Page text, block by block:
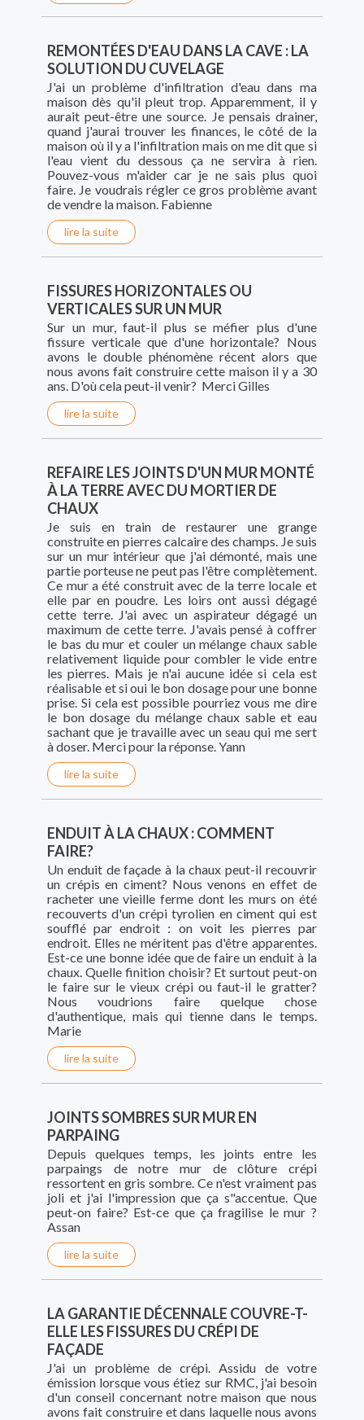
REMONTÉES D'EAU DANS LA CAVE : LA
SOLUTION DU CUVELAGE
J'ai un problème d'infiltration d'eau dans ma
maison dès qu'il pleut trop. Apparemment, il y
aurait peut-être une source. Je pensais drainer,
quand j'aurai trouver les finances, le côté de la
maison où il y a l'infiltration mais on me dit que si
l'eau vient du dessous ça ne servira à rien.
Pouvez-vous m'aider car je ne sais plus quoi
faire. Je voudrais régler ce gros problème avant
de vendre la maison. Fabienne
lire la suite
FISSURES HORIZONTALES OU
VERTICALES SUR UN MUR
Sur un mur, faut-il plus se méfier plus d'une
fissure verticale que d'une horizontale? Nous
avons le double phénomène récent alors que
nous avons fait construire cette maison il y a 30
ans. D'où cela peut-il venir? Merci Gilles
lire la suite
REFAIRE LES JOINTS D'UN MUR MONTÉ
À LA TERRE AVEC DU MORTIER DE
CHAUX
Je suis en train de restaurer une grange
construite en pierres calcaire des champs. Je suis
sur un mur intérieur que j'ai démonté, mais une
partie porteuse ne peut pas l'être complètement.
Ce mur a été construit avec de la terre locale et
elle par en poudre. Les loirs ont aussi dégagé
cette terre. J'ai avec un aspirateur dégagé un
maximum de cette terre. J'avais pensé à coffrer
le bas du mur et couler un mélange chaux sable
relativement liquide pour combler le vide entre
les pierres. Mais je n'ai aucune idée si cela est
réalisable et si oui le bon dosage pour une bonne
prise. Si cela est possible pourriez vous me dire
le bon dosage du mélange chaux sable et eau
sachant que je travaille avec un seau qui me sert
à doser. Merci pour la réponse. Yann
lire la suite
ENDUIT À LA CHAUX : COMMENT
FAIRE?
Un enduit de façade à la chaux peut-il recouvrir
un crépis en ciment? Nous venons en effet de
racheter une vieille ferme dont les murs on été
recouverts d'un crépi tyrolien en ciment qui est
soufflé par endroit : on voit les pierres par
endroit. Elles ne méritent pas d'être apparentes.
Est-ce une bonne idée que de faire un enduit à la
chaux. Quelle finition choisir? Et surtout peut-on
le faire sur le vieux crépi ou faut-il le gratter?
Nous voudrions faire quelque chose
d'authentique, mais qui tienne dans le temps.
Marie
lire la suite
JOINTS SOMBRES SUR MUR EN
PARPAING
Depuis quelques temps, les joints entre les
parpaings de notre mur de clôture crépi
ressortent en gris sombre. Ce n'est vraiment pas
joli et j'ai l'impression que ça s"accentue. Que
peut-on faire? Est-ce que ça fragilise le mur ?
Assan
lire la suite
LA GARANTIE DÉCENNALE COUVRE-T-
ELLE LES FISSURES DU CRÉPI DE
FAÇADE
J'ai un problème de crépi. Assidu de votre
émission lorsque vous étiez sur RMC, j'ai besoin
d'un conseil concernant notre maison que nous
avons fait construire et dans laquelle nous avons